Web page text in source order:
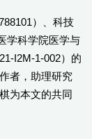
）、科技
学科学院医学与
I2M-1-002）的
者，助理研究
为本文的共同